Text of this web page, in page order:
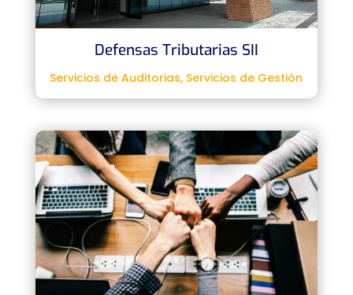
Defensas Tributarias SII
Servicios de Auditorias, Servicios de Gestión